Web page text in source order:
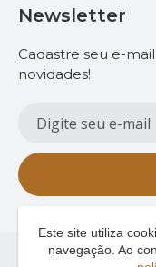
Newsletter
Cadastre seu e-
novidades!
Este site utiliza
navegação. Ao